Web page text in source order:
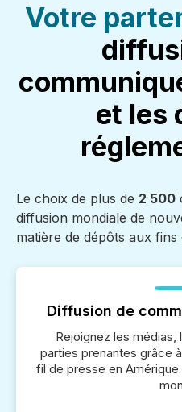
Votre
et les
Le choix de plus de 2 500
diffusion mondiale de
matière de dépôts aux
Diffusion de
Rejoignez les
parties prenantes grâce
fil de presse en